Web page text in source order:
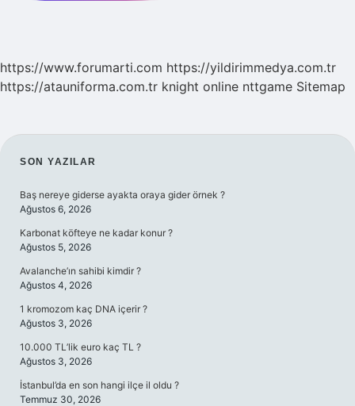
https://www.forumarti.com https://yildirimmedya.com.tr
https://atauniforma.com.tr knight online nttgame Sitemap
SIDEBAR
SON YAZILAR
Baş nereye giderse ayakta oraya gider örnek ?
Ağustos 6, 2026
Karbonat köfteye ne kadar konur ?
Ağustos 5, 2026
Avalanche’ın sahibi kimdir ?
Ağustos 4, 2026
1 kromozom kaç DNA içerir ?
Ağustos 3, 2026
10.000 TL’lik euro kaç TL ?
Ağustos 3, 2026
İstanbul’da en son hangi ilçe il oldu ?
Temmuz 30, 2026